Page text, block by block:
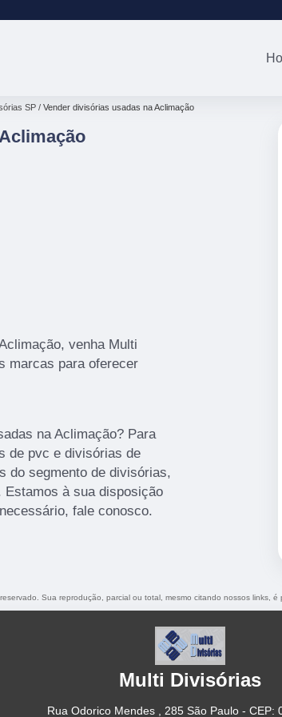
SP Vender divisórias usadas na Aclimação
venha Multi
marcas para oferecer
na Aclimação? Para
de pvc e divisórias de
do segmento de divisórias,
à sua disposição
fale conosco.
Sua reprodução, parcial ou total, mesmo citando nossos links,
Multi Divisórias
Rua Odorico Mendes , 285 São Paulo - CEP: